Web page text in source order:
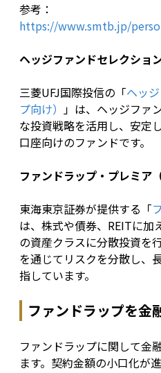
参考：
https://www.smtb.jp/
ヘッジファンドセレクショ
三菱UFJ国際投信の「ヘッ
プ向け） 」は、ヘッジファ
な投資戦略を活用し、安定
口座向けのファンドです。
ファンドラップ・プレミア
東海東京証券が提供する「
は、株式や債券、REITに加
の資産クラスに分散投資を
を通じてリスクを分散し、
指しています。
ファンドラップを金
ファンドラップに関して金
ます。契約金額の小口化が